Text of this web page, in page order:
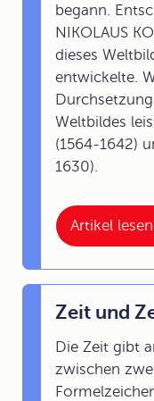
Artikel lesen
begann.
NIKOLAUS
dieses
entwickelte.
Weltbildes
(1564-1642)
1630).
Zeit und
Die Zeit gibt
zwischen